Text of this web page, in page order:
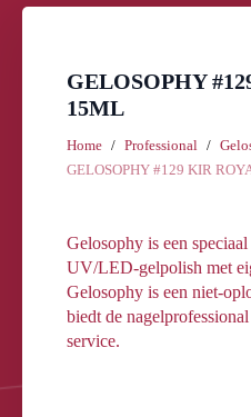
GELOSOPHY
15ML
Home Professional
GELOSOPHY #129 KIR
Gelosophy is een
UV/LED-gelpolish met
Gelosophy is een niet-
biedt de
service.